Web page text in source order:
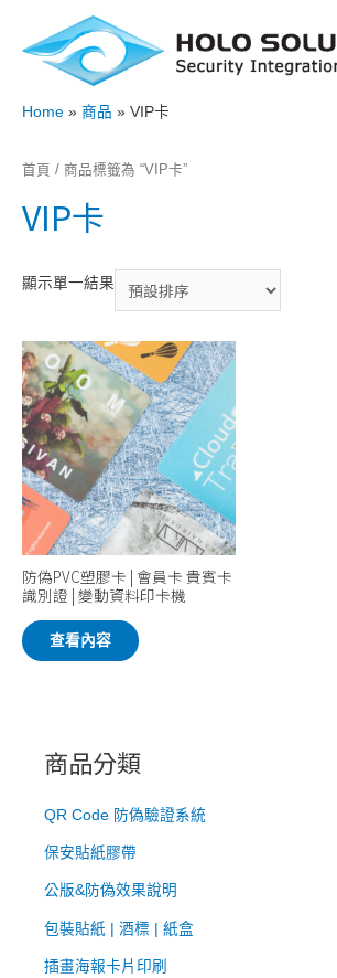
Home 商品 VIP卡
首頁 / 商品標籤為 “VIP卡”
VIP卡
顯示單一結果
防偽PVC塑膠卡 | 會員卡 貴賓卡
識別證 | 變動資料印卡機
查看內容
商品分類
QR Code 防偽驗證系統
​保安貼紙膠帶
公版&防偽效果說明
包裝貼紙 | 酒標 | 紙盒
插畫海報卡片印刷